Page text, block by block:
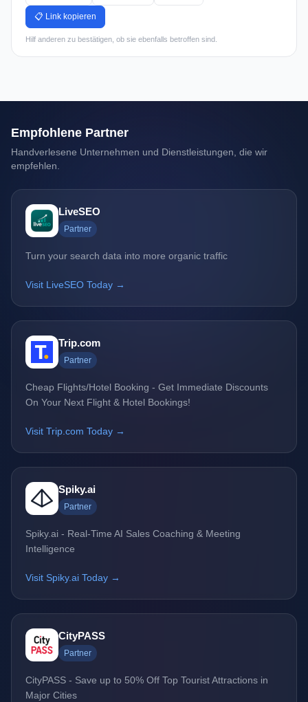
📋 Link kopieren
Hilf anderen zu bestätigen, ob sie ebenfalls betroffen sind.
Empfohlene Partner
Handverlesene Unternehmen und Dienstleistungen, die wir
empfehlen.
LiveSEO
Partner
Turn your search data into more organic traffic
Visit LiveSEO Today →
Trip.com
Partner
Cheap Flights/Hotel Booking - Get Immediate Discounts
On Your Next Flight & Hotel Bookings!
Visit Trip.com Today →
Spiky.ai
Partner
Spiky.ai - Real-Time AI Sales Coaching & Meeting
Intelligence
Visit Spiky.ai Today →
CityPASS
Partner
CityPASS - Save up to 50% Off Top Tourist Attractions in
Major Cities